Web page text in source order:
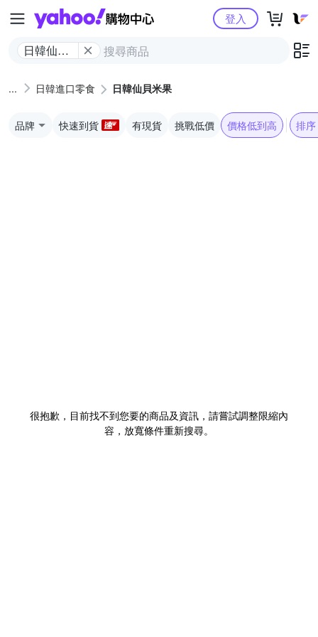
Yahoo購物中心
日韓仙貝
登入
日韓進口零食 日韓仙貝米果
品牌 快速到貨 有現貨 挑戰低價 價格低到高 排序
很抱歉，目前找不到您要的商品及資訊，請嘗試調整限縮內
容，放寬條件重新搜尋。